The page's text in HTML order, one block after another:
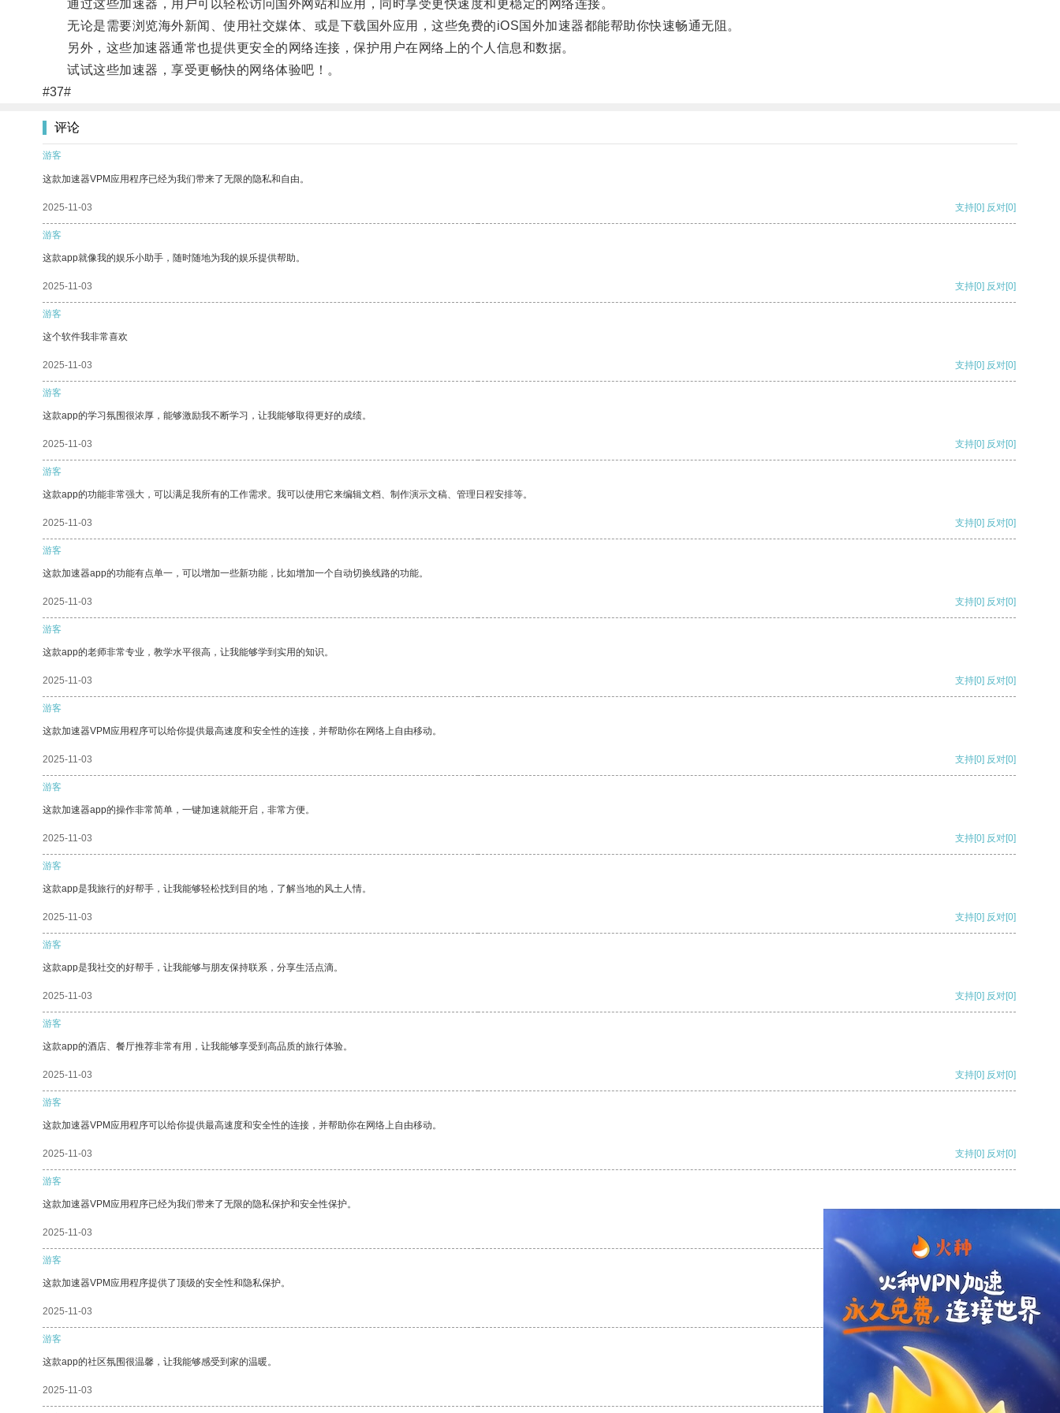
通过这些加速器，用户可以轻松访问国外网站和应用，同时享受更快速度和更稳定的网络连接。
无论是需要浏览海外新闻、使用社交媒体、或是下载国外应用，这些免费的iOS国外加速器都能帮助你快速畅通无阻。
另外，这些加速器通常也提供更安全的网络连接，保护用户在网络上的个人信息和数据。
试试这些加速器，享受更畅快的网络体验吧！。
#37#
评论
游客
这款加速器VPM应用程序已经为我们带来了无限的隐私和自由。
2025-11-03 支持[0] 反对[0]
游客
这款app就像我的娱乐小助手，随时随地为我的娱乐提供帮助。
2025-11-03 支持[0] 反对[0]
游客
这个软件我非常喜欢
2025-11-03 支持[0] 反对[0]
游客
这款app的学习氛围很浓厚，能够激励我不断学习，让我能够取得更好的成绩。
2025-11-03 支持[0] 反对[0]
游客
这款app的功能非常强大，可以满足我所有的工作需求。我可以使用它来编辑文档、制作演示文稿、管理日程安排等。
2025-11-03 支持[0] 反对[0]
游客
这款加速器app的功能有点单一，可以增加一些新功能，比如增加一个自动切换线路的功能。
2025-11-03 支持[0] 反对[0]
游客
这款app的老师非常专业，教学水平很高，让我能够学到实用的知识。
2025-11-03 支持[0] 反对[0]
游客
这款加速器VPM应用程序可以给你提供最高速度和安全性的连接，并帮助你在网络上自由移动。
2025-11-03 支持[0] 反对[0]
游客
这款加速器app的操作非常简单，一键加速就能开启，非常方便。
2025-11-03 支持[0] 反对[0]
游客
这款app是我旅行的好帮手，让我能够轻松找到目的地，了解当地的风土人情。
2025-11-03 支持[0] 反对[0]
游客
这款app是我社交的好帮手，让我能够与朋友保持联系，分享生活点滴。
2025-11-03 支持[0] 反对[0]
游客
这款app的酒店、餐厅推荐非常有用，让我能够享受到高品质的旅行体验。
2025-11-03 支持[0] 反对[0]
游客
这款加速器VPM应用程序可以给你提供最高速度和安全性的连接，并帮助你在网络上自由移动。
2025-11-03 支持[0] 反对[0]
游客
这款加速器VPM应用程序已经为我们带来了无限的隐私保护和安全性保护。
2025-11-03
游客
这款加速器VPM应用程序提供了顶级的安全性和隐私保护。
2025-11-03 支持 [0] 反对[0]
游客
这款app的社区氛围很温馨，让我能够感受到家的温暖。
2025-11-03 支持[0] 反对